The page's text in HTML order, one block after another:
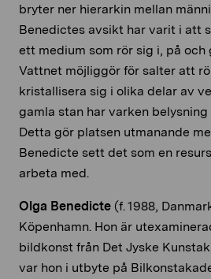
bryter ner hierarkin mellan
Benedictes avsikt har varit i att
ett medium som rör sig i, på och
Vattnet möjliggör för salter att
kristallisera sig i olika delar av
gamla stan har varken
Detta gör platsen utmanande
Benedicte sett det som en
arbeta med.
Olga Benedicte (f. 1988,
Köpenhamn. Hon är
bildkonst från Det Jyske
var hon i utbyte på